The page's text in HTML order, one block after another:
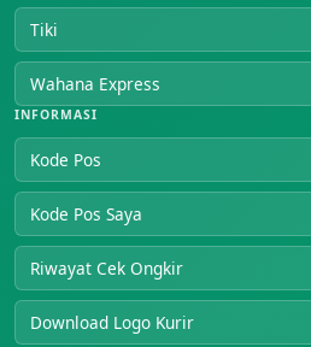
Tiki
Wahana Express
INFORMASI
Kode Pos
Kode Pos Saya
Riwayat Cek Ongkir
Download Logo Kurir